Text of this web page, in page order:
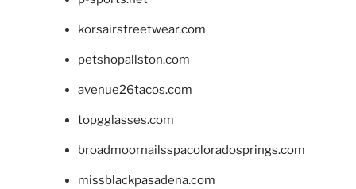
korsairstreetwear.com
petshopallston.com
avenue26tacos.com
topgglasses.com
broadmoornailsspacoloradosprings.com
missblackpasadena.com